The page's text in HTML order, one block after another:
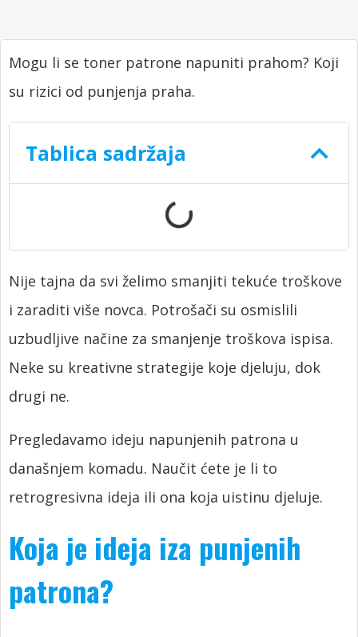
Mogu li se toner patrone napuniti prahom? Koji
su rizici od punjenja praha.
Tablica sadržaja
Nije tajna da svi želimo smanjiti tekuće troškove
i zaraditi više novca. Potrošači su osmislili
uzbudljive načine za smanjenje troškova ispisa.
Neke su kreativne strategije koje djeluju, dok
drugi ne.
Pregledavamo ideju napunjenih patrona u
današnjem komadu. Naučit ćete je li to
retrogresivna ideja ili ona koja uistinu djeluje.
Koja je ideja iza punjenih
patrona?